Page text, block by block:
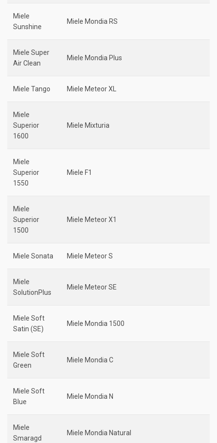
Miele
Sunshine
Miele Mondia RS
Miele Super
Air Clean
Miele Mondia Plus
Miele Tango Miele Meteor XL
Miele
Superior
1600
Miele Mixturia
Miele
Superior
1550
Miele F1
Miele
Superior
1500
Miele Meteor X1
Miele Sonata Miele Meteor S
Miele
SolutionPlus
Miele Meteor SE
Miele Soft
Satin (SE)
Miele Mondia 1500
Miele Soft
Green
Miele Mondia C
Miele Soft
Blue
Miele Mondia N
Miele
Smaragd
Miele Mondia Natural